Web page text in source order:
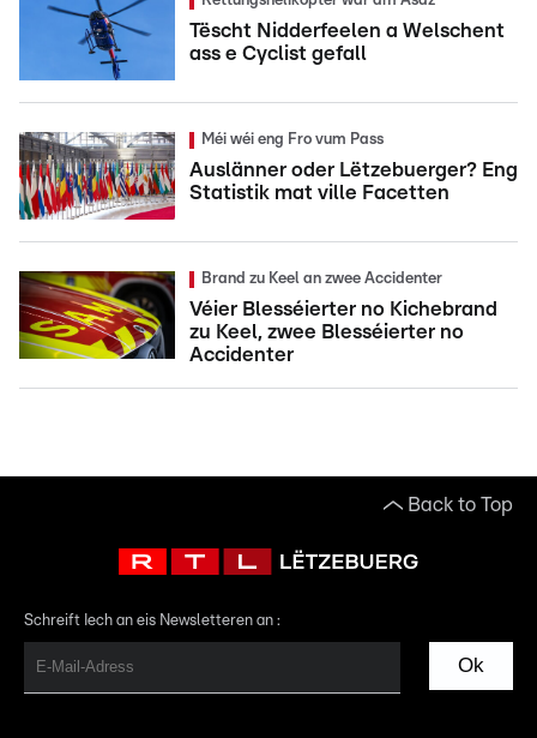
Tëscht Nidderfeelen a Welschent
ass e Cyclist gefall
Méi wéi eng Fro vum Pass
Auslänner oder Lëtzebuerger? Eng
Statistik mat ville Facetten
Brand zu Keel an zwee Accidenter
Véier Blesséierter no Kichebrand
zu Keel, zwee Blesséierter no
Accidenter
Back to Top
Schreift Iech an eis Newsletteren an :
Ok